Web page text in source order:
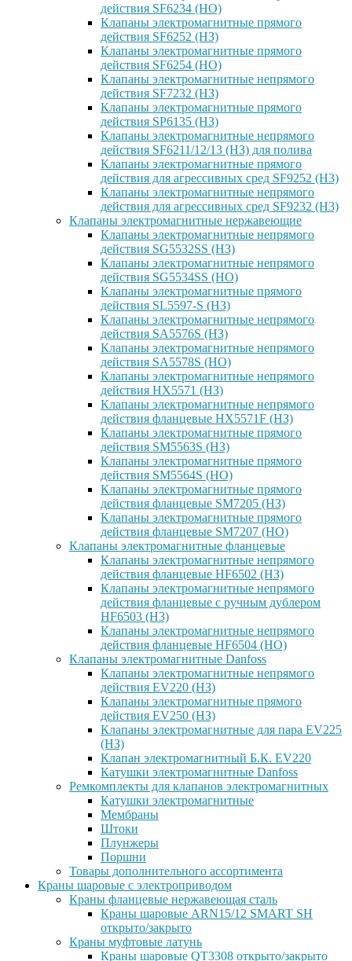
действия SF6234 (НО)
Клапаны электромагнитные прямого
действия SF6252 (НЗ)
Клапаны электромагнитные прямого
действия SF6254 (НО)
Клапаны электромагнитные непрямого
действия SF7232 (НЗ)
Клапаны электромагнитные прямого
действия SP6135 (НЗ)
Клапаны электромагнитные непрямого
действия SF6211/12/13 (НЗ) для полива
Клапаны электромагнитные прямого
действия для агрессивных сред SF9252 (H3)
Клапаны электромагнитные непрямого
действия для агрессивных сред SF9232 (H3)
Клапаны электромагнитные нержавеющие
Клапаны электромагнитные непрямого
действия SG5532SS (НЗ)
Клапаны электромагнитные непрямого
действия SG5534SS (НО)
Клапаны электромагнитные прямого
действия SL5597-S (НЗ)
Клапаны электромагнитные непрямого
действия SA5576S (НЗ)
Клапаны электромагнитные непрямого
действия SA5578S (НО)
Клапаны электромагнитные непрямого
действия HX5571 (НЗ)
Клапаны электромагнитные непрямого
действия фланцевые HX5571F (НЗ)
Клапаны электромагнитные прямого
действия SM5563S (НЗ)
Клапаны электромагнитные прямого
действия SM5564S (НО)
Клапаны электромагнитные прямого
действия фланцевые SM7205 (НЗ)
Клапаны электромагнитные прямого
действия фланцевые SM7207 (НО)
Клапаны электромагнитные фланцевые
Клапаны электромагнитные непрямого
действия фланцевые HF6502 (НЗ)
Клапаны электромагнитные непрямого
действия фланцевые с ручным дублером
HF6503 (Н3)
Клапаны электромагнитные непрямого
действия фланцевые HF6504 (НО)
Клапаны электромагнитные Danfoss
Клапаны электромагнитные непрямого
действия EV220 (НЗ)
Клапаны электромагнитные прямого
действия EV250 (НЗ)
Клапаны электромагнитные для пара EV225
(НЗ)
Клапан электромагнитный Б.К. EV220
Катушки электромагнитные Danfoss
Ремкомплекты для клапанов электромагнитных
Катушки электромагнитные
Мембраны
Штоки
Плунжеры
Поршни
Товары дополнительного ассортимента
Краны шаровые с электроприводом
Краны фланцевые нержавеющая сталь
Краны шаровые ARN15/12 SMART SH
открыто/закрыто
Краны муфтовые латунь
Краны шаровые QT3308 открыто/закрыто